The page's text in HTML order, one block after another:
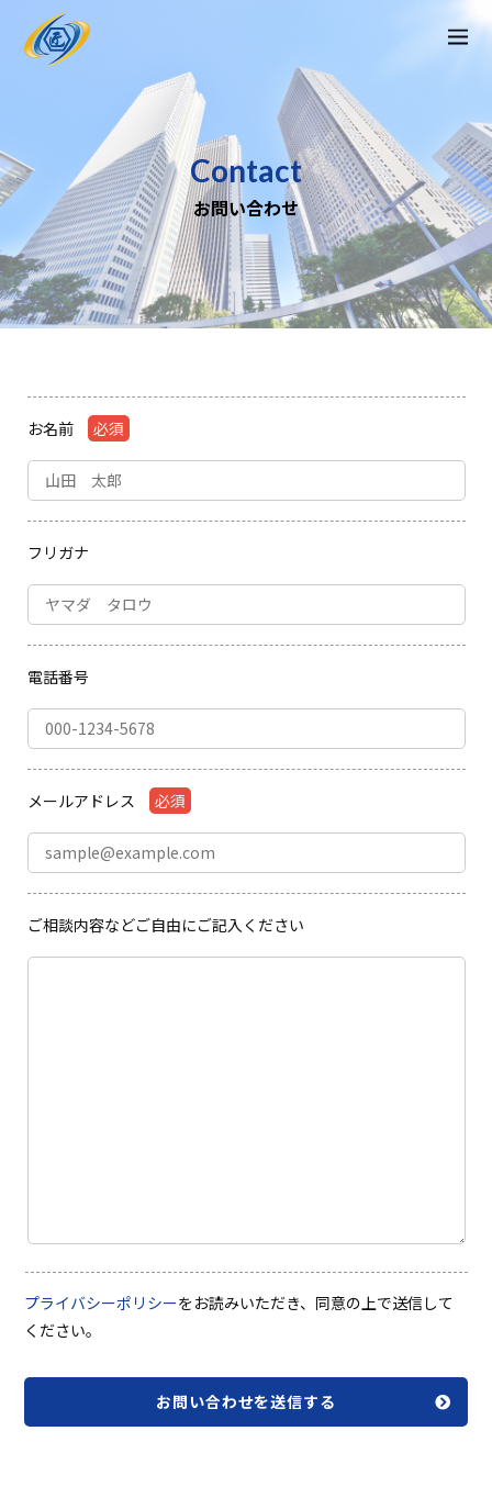
Contact
お問い合わせ
お名前 必須
フリガナ
電話番号
メールアドレス 必須
ご相談内容などご自由にご記入ください
プライバシーポリシーをお読みいただき、同意の上で送信して
ください。
お問い合わせを送信する